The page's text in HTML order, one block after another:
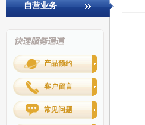
自营业务
产品预约
客户留言
常见问题